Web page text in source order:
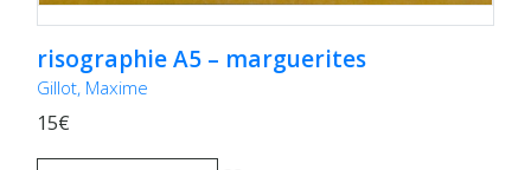
risographie A5 – marguerites
Gillot, Maxime
15€